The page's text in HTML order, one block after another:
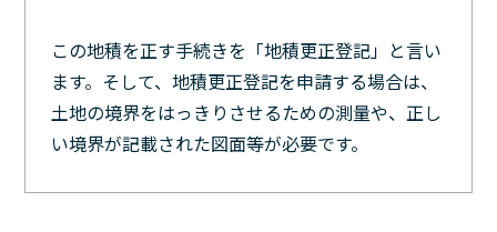
この地積を正す手続きを「地積更正登記」と言い
ます。そして、地積更正登記を申請する場合は、
土地の境界をはっきりさせるための測量や、正し
い境界が記載された図面等が必要です。